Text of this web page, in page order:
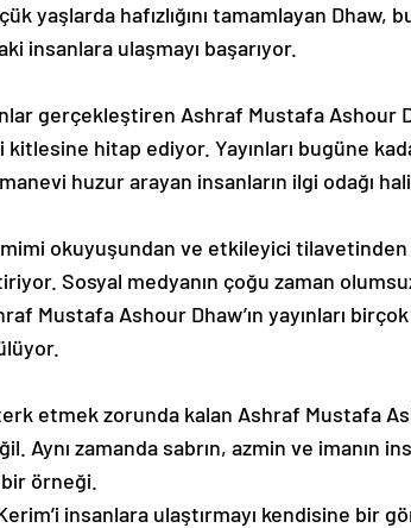
yaşlarda hafızlığını tamamlayan Dhaw,
insanlara ulaşmayı başarıyor.
gerçekleştiren Ashraf Mustafa Ashour
hitap ediyor. Yayınları bugüne
huzur arayan insanların ilgi odağı
okuyuşundan ve etkileyici tilavetinden
Sosyal medyanın çoğu zaman
Mustafa Ashour Dhaw’ın yayınları
etmek zorunda kalan Ashraf Mustafa
Aynı zamanda sabrın, azmin ve imanın
örneği.
insanlara ulaştırmayı kendisine bir